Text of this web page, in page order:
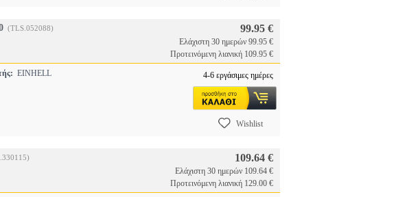
(TLS.052088) 99.95 €
Ελάχιστη 30 ημερών 99.95 €
Προτεινόμενη λιανική 109.95 €
EINHELL 4-6 εργάσιμες ημέρες
Wishlist
109.64 €
Ελάχιστη 30 ημερών 109.64 €
Προτεινόμενη λιανική 129.00 €